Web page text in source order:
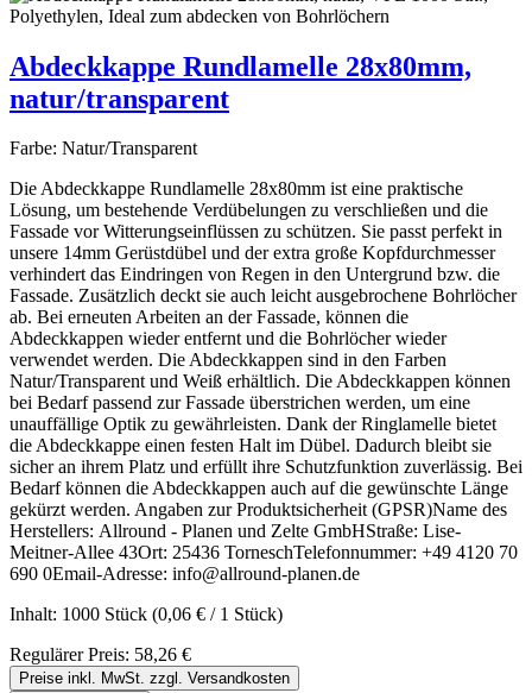
Abdeckkappe Rundlamelle 28x80mm,
natur/transparent
Farbe: Natur/Transparent
Die Abdeckkappe Rundlamelle 28x80mm ist eine praktische
Lösung, um bestehende Verdübelungen zu verschließen und die
Fassade vor Witterungseinflüssen zu schützen. Sie passt perfekt in
unsere 14mm Gerüstdübel und der extra große Kopfdurchmesser
verhindert das Eindringen von Regen in den Untergrund bzw. die
Fassade. Zusätzlich deckt sie auch leicht ausgebrochene Bohrlöcher
ab. Bei erneuten Arbeiten an der Fassade, können die
Abdeckkappen wieder entfernt und die Bohrlöcher wieder
verwendet werden. Die Abdeckkappen sind in den Farben
Natur/Transparent und Weiß erhältlich. Die Abdeckkappen können
bei Bedarf passend zur Fassade überstrichen werden, um eine
unauffällige Optik zu gewährleisten. Dank der Ringlamelle bietet
die Abdeckkappe einen festen Halt im Dübel. Dadurch bleibt sie
sicher an ihrem Platz und erfüllt ihre Schutzfunktion zuverlässig. Bei
Bedarf können die Abdeckkappen auch auf die gewünschte Länge
gekürzt werden. Angaben zur Produktsicherheit (GPSR)Name des
Herstellers: Allround - Planen und Zelte GmbHStraße: Lise-
Meitner-Allee 43Ort: 25436 TorneschTelefonnummer: +49 4120 70
690 0Email-Adresse: info@allround-planen.de
Inhalt: 1000 Stück (0,06 € / 1 Stück)
Regulärer Preis: 58,26 €
Preise inkl. MwSt. zzgl. Versandkosten